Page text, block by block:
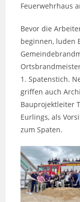
Feuerwehrhaus
Bevor die
beginnen, luden
1. Spatenstich.
griffen auch
Bauprojektleiter
Eurlings, als
zum Spaten.